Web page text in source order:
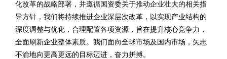
化改革的战略部署，并遵循国资委关于推动企业壮大的相关指
导方针，我们将持续推进企业深层次改革，以实现产业结构的
深度调整与优化，合理配置各项资源，旨在提升核心竞争力，
全面刷新企业整体素质。我们面向全球市场及国内市场，矢志
不渝地向更高更远的目标迈进，奋力拼搏。